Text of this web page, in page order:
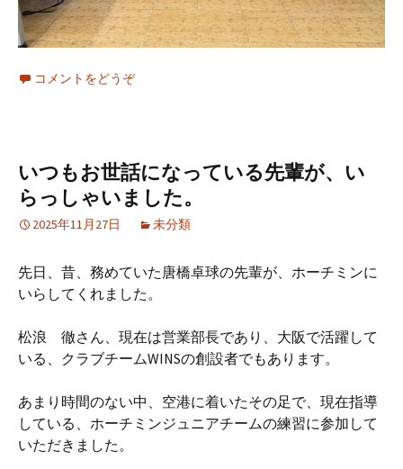
コメントをどうぞ
いつもお世話になっている先輩が、い
らっしゃいました。
2025年11月27日 未分類
先日、昔、務めていた唐橋卓球の先輩が、ホーチミンに
いらしてくれました。
松浪 徹さん、現在は営業部長であり、大阪で活躍して
いる、クラブチームWINSの創設者でもあります。
あまり時間のない中、空港に着いたその足で、現在指導
している、ホーチミンジュニアチームの練習に参加して
いただきました。